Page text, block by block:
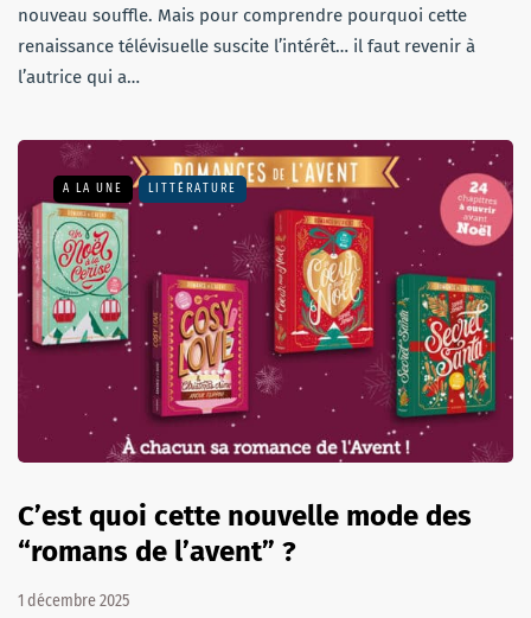
nouveau souffle. Mais pour comprendre pourquoi cette
renaissance télévisuelle suscite l’intérêt… il faut revenir à
l’autrice qui a…
A LA UNE LITTÉRATURE
C’est quoi cette nouvelle mode des
“romans de l’avent” ?
1 décembre 2025